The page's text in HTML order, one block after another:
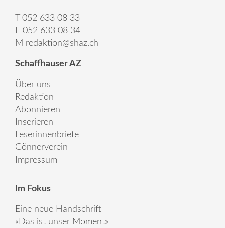
T 052 633 08 33
F 052 633 08 34
M redaktion@shaz.ch
Schaffhauser AZ
Über uns
Redaktion
Abonnieren
Inserieren
Leserinnenbriefe
Gönnerverein
Impressum
Im Fokus
Eine neue Handschrift
«Das ist unser Moment»